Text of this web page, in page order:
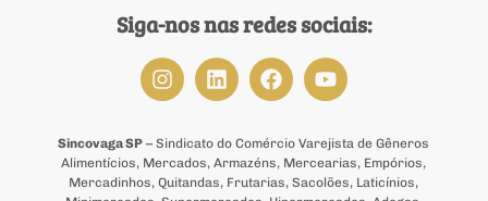
Siga-nos nas redes sociais:
Sincovaga SP – Sindicato do Comércio Varejista de Gêneros
Alimentícios, Mercados, Armazéns, Mercearias, Empórios,
Mercadinhos, Quitandas, Frutarias, Sacolões, Laticínios,